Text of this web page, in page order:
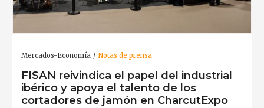
Mercados-Economía Notas de prensa
FISAN reivindica el papel del industrial
ibérico y apoya el talento de los
cortadores de jamón en CharcutExpo